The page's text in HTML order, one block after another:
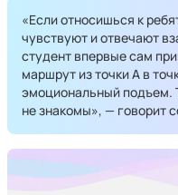
«Если относишься к
чувствуют и отвечают
студент впервые сам
маршрут из точки А в
эмоциональный подъем.
не знакомы», — говорит